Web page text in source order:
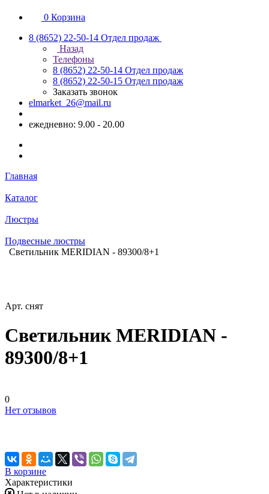
0 Корзина
8 (8652) 22-50-14 Отдел продаж
Назад
Телефоны
8 (8652) 22-50-14 Отдел продаж
8 (8652) 22-50-15 Отдел продаж
Заказать звонок
elmarket_26@mail.ru
ежедневно: 9.00 - 20.00
Главная
Каталог
Люстры
Подвесные люстры
Светильник MERIDIAN - 89300/8+1
Арт. снят
Светильник MERIDIAN -
89300/8+1
0
Нет отзывов
В корзине
Характеристики